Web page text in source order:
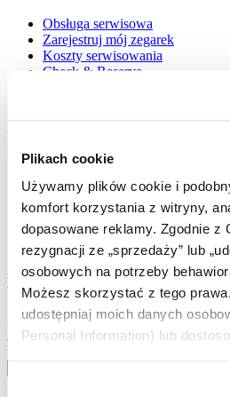
Plikach cookie
Używamy plików cookie i
komfort korzystania z witryny,
dopasowane reklamy. Zgodnie z
rezygnacji ze „sprzedaży” lub
osobowych na potrzeby
Możesz skorzystać z tego
udostępniaj moich danych
Personal Information) lub
Obsługa serwisowa
Zarejestruj mój zegarek
Koszty serwisowania
Check & Reserve
Warunki użytkowania
Polityka prywatności
Plikach cookie
Warunki Dostawy i Zwrotów
Warunki sprzedaży
Odstąpienie od umowy
Dołącz do klubu
Zapisz się, aby otrzymywać
Zapisz się
Wybierz kraj / region